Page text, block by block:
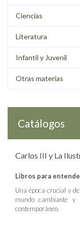
Ciencias
Literatura
Infantil y Juvenil
Otras materias
Catálogos
Carlos III y La
Libros para
Una época crucial y
mundo cambiante
contemporáneo.